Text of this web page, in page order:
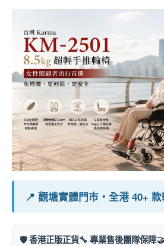
📍 觀塘實體門市・全港 40+
🛡️ 香港正版正貨🔧 專業售後團隊保障